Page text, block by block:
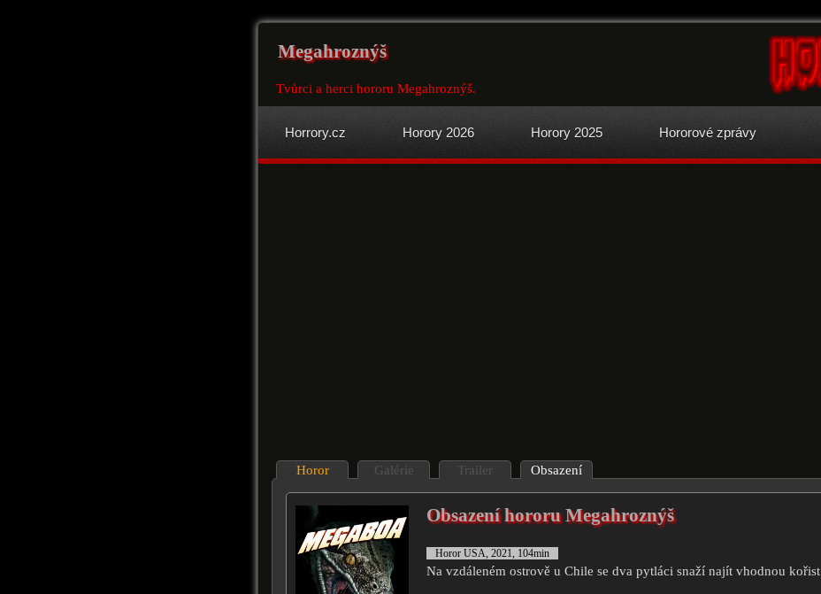
Megahroznýš
Tvůrci a herci hororu Megahroznýš.
Horrory.cz Horory 2026 Horory 2025 Hororové zprávy
Horor Galérie Trailer Obsazení
Obsazení hororu Megahroznýš
Horor USA, 2021, 104min
Na vzdáleném ostrově u Chile se dva pytláci snaží najít vhodnou kořist